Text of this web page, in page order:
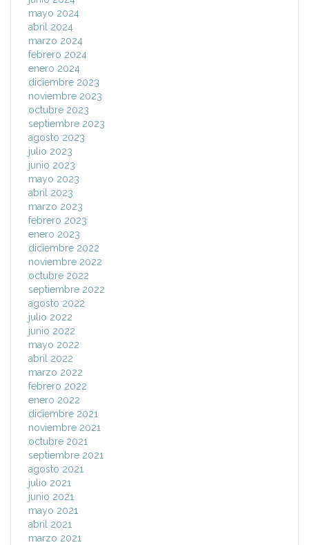
mayo 2024
abril 2024
marzo 2024
febrero 2024
enero 2024
diciembre 2023
noviembre 2023
octubre 2023
septiembre 2023
agosto 2023
julio 2023
junio 2023
mayo 2023
abril 2023
marzo 2023
febrero 2023
enero 2023
diciembre 2022
noviembre 2022
octubre 2022
septiembre 2022
agosto 2022
julio 2022
junio 2022
mayo 2022
abril 2022
marzo 2022
febrero 2022
enero 2022
diciembre 2021
noviembre 2021
octubre 2021
septiembre 2021
agosto 2021
julio 2021
junio 2021
mayo 2021
abril 2021
marzo 2021